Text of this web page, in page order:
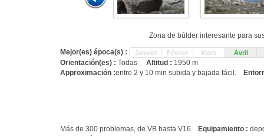
Zona de búlder interesante para
Mejor(es) época(s) : Janvier Février Mars Avril
Orientación(es) : Todas Altitud : 1950 m
Approximación :entre 2 y 10 min subida y bajada fácil.
Más de 300 problemas, de VB hasta V16. Equipamiento :